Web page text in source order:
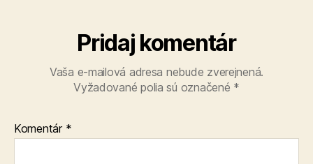
Pridaj komentár
Vaša e-mailová adresa nebude zverejnená.
Vyžadované polia sú označené *
Komentár *